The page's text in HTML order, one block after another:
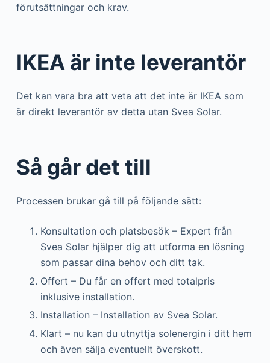
förutsättningar och krav.
IKEA är inte leverantör
Det kan vara bra att veta att det inte är IKEA som
är direkt leverantör av detta utan Svea Solar.
Så går det till
Processen brukar gå till på följande sätt:
Konsultation och platsbesök – Expert från
Svea Solar hjälper dig att utforma en lösning
som passar dina behov och ditt tak.
Offert – Du får en offert med totalpris
inklusive installation.
Installation – Installation av Svea Solar.
Klart – nu kan du utnyttja solenergin i ditt hem
och även sälja eventuellt överskott.